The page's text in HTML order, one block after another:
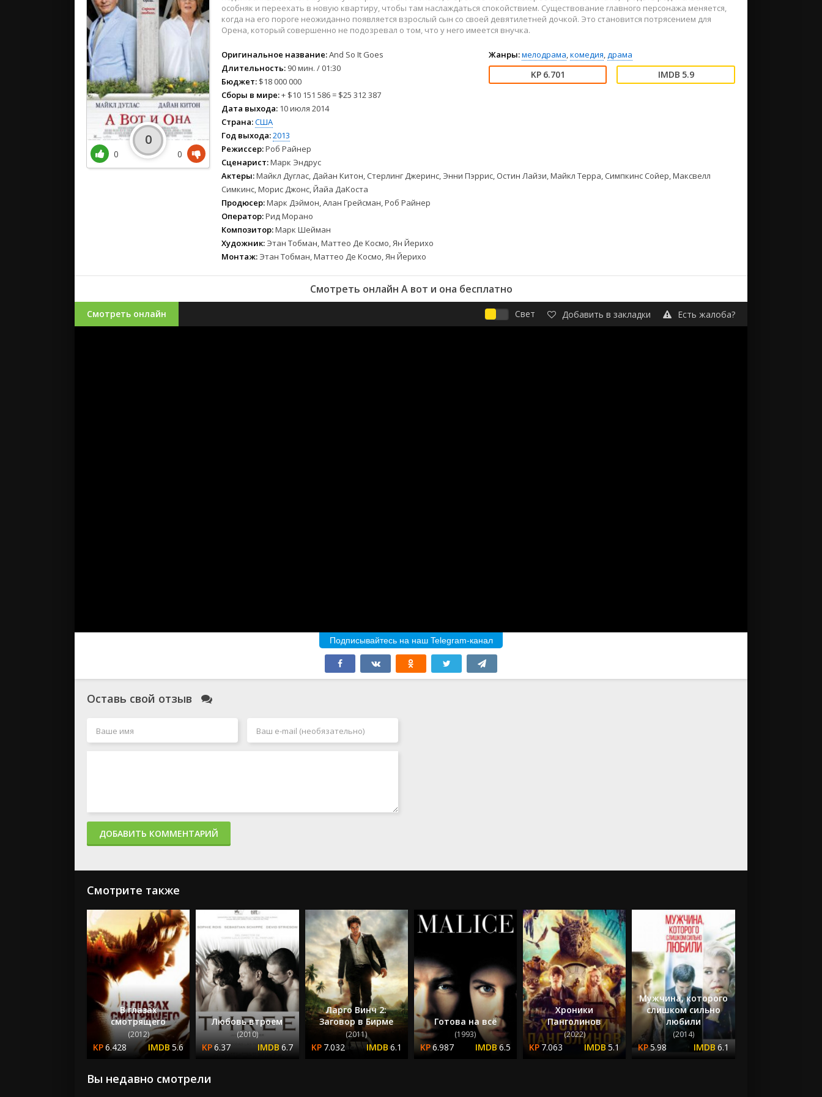
2020
2019
2017
2016
2015
2014
2013
2011
2010
2009
2008
2003
2002
1998
Военные
Детективы
Документальные
Криминал
Мелодрамы
Приключения
Мюзиклы
Фэнтези
особняк и переехать в новую квартиру, чтобы там наслаждаться спокойствием. Существование главного персонажа меняется,
когда на его пороге неожиданно появляется взрослый сын со своей девятилетней дочкой. Это становится потрясением для
Орена, который совершенно не подозревал о том, что у него имеется внучка.
Оригинальное название:And So It Goes
Длительность: 90 мин. / 01:30
Бюджет: $18 000 000
Сборы в мире:+ $10 151 586 = $25 312 387
Дата выхода: 10 июля 2014
Страна:США
Год выхода:2013
Жанры:мелодрама,комедия,драма
6.701 5.9
Режиссер:Роб Райнер
Сценарист:Марк Эндрус
Актеры:Майкл Дуглас, Дайан Китон, Стерлинг Джеринс, Энни Пэррис, Остин Лайзи, Майкл Терра, Симпкинс Сойер, Максвелл
Симкинс, Морис Джонс, Йайа ДаКоста
Продюсер:Марк Дэймон, Алан Грейсман, Роб Райнер
Оператор:Рид Морано
Композитор:Марк Шейман
Художник: Этан Тобман, Маттео Де Космо, Ян Йерихо
Монтаж: Этан Тобман, Маттео Де Космо, Ян Йерихо
0
0
0
Смотреть онлайн А вот и она бесплатно
Смотреть онлайн Свет Добавить в закладки Есть жалоба?
Подписывайтесь на наш Telegram-канал
Оставь свой отзыв
ДОБАВИТЬ КОММЕНТАРИЙ
Смотрите также
В глазах
смотрящего
(2012)
6.428 5.6
Любовь втроем
(2010)
6.37 6.7
Ларго Винч 2:
Заговор в Бирме
(2011)
7.032 6.1
Готова на всё
(1993)
6.987 6.5
Хроники
Панголинов
(2022)
7.063 5.1
Мужчина, которого
слишком сильно
любили
(2014)
5.98 6.1
Вы недавно смотрели